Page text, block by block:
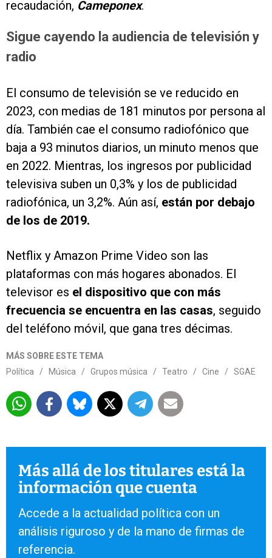
recaudación, Cameponex.
Sigue cayendo la audiencia de televisión y
radio
El consumo de televisión se ve reducido en
2023, con medias de 181 minutos por persona al
día. También cae el consumo radiofónico que
baja a 93 minutos diarios, un minuto menos que
en 2022. Mientras, los ingresos por publicidad
televisiva suben un 0,3% y los de publicidad
radiofónica, un 3,2%. Aún así, están por debajo
de los de 2019.
Netflix y Amazon Prime Video son las
plataformas con más hogares abonados. El
televisor es el dispositivo que con más
frecuencia se encuentra en las casas, seguido
del teléfono móvil, que gana tres décimas.
MÁS SOBRE ESTE TEMA
Política
/ Música / Grupos música / Teatro / Cine / SGAE
Más allá de los titulares está la
información que cuenta
Accede a la actualidad política con un
análisis riguroso y de la mano de firmas de
referencia.